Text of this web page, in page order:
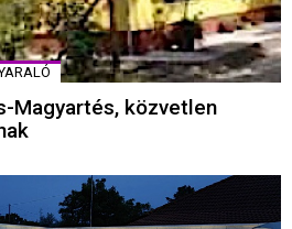
Magyartés, közvetlen